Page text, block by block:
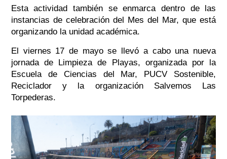
Esta actividad también se enmarca dentro de las
instancias de celebración del Mes del Mar, que está
organizando la unidad académica.
El viernes 17 de mayo se llevó a cabo una nueva
jornada de Limpieza de Playas, organizada por la
Escuela de Ciencias del Mar, PUCV Sostenible,
Reciclador y la organización Salvemos Las
Torpederas.